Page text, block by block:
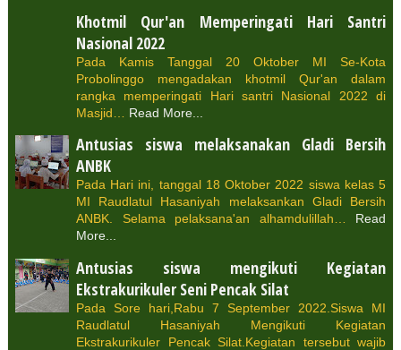
Khotmil Qur'an Memperingati Hari Santri
Nasional 2022
Pada Kamis Tanggal 20 Oktober MI Se-Kota
Probolinggo mengadakan khotmil Qur'an dalam
rangka memperingati Hari santri Nasional 2022 di
Masjid…
Read More...
Antusias siswa melaksanakan Gladi Bersih
ANBK
Pada Hari ini, tanggal 18 Oktober 2022 siswa kelas 5
MI Raudlatul Hasaniyah melaksankan Gladi Bersih
ANBK. Selama pelaksana'an alhamdulillah…
Read
More...
Antusias siswa mengikuti Kegiatan
Ekstrakurikuler Seni Pencak Silat
Pada Sore hari,Rabu 7 September 2022.Siswa MI
Raudlatul Hasaniyah Mengikuti Kegiatan
Ekstrakurikuler Pencak Silat.Kegiatan tersebut wajib